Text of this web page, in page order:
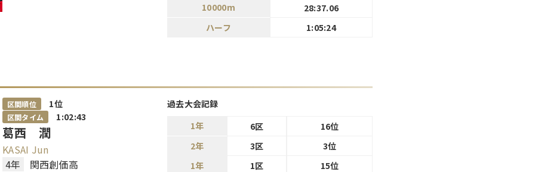
10000m
28:37.06
ハーフ
1:05:24
区間順位 1位
区間タイム 1:02:43
葛西 潤
KASAI Jun
4年
関西創価高
過去大会記録
1年
6区
16位
2年
3区
3位
1年
1区 15位